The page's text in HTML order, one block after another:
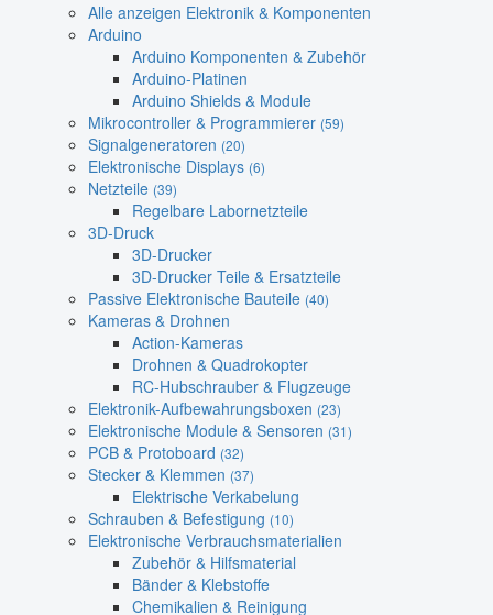
Alle anzeigen Elektronik & Komponenten
Arduino
Arduino Komponenten & Zubehör
Arduino-Platinen
Arduino Shields & Module
Mikrocontroller & Programmierer (59)
Signalgeneratoren (20)
Elektronische Displays (6)
Netzteile (39)
Regelbare Labornetzteile
3D-Druck
3D-Drucker
3D-Drucker Teile & Ersatzteile
Passive Elektronische Bauteile (40)
Kameras & Drohnen
Action-Kameras
Drohnen & Quadrokopter
RC-Hubschrauber & Flugzeuge
Elektronik-Aufbewahrungsboxen (23)
Elektronische Module & Sensoren (31)
PCB & Protoboard (32)
Stecker & Klemmen (37)
Elektrische Verkabelung
Schrauben & Befestigung (10)
Elektronische Verbrauchsmaterialien
Zubehör & Hilfsmaterial
Bänder & Klebstoffe
Chemikalien & Reinigung